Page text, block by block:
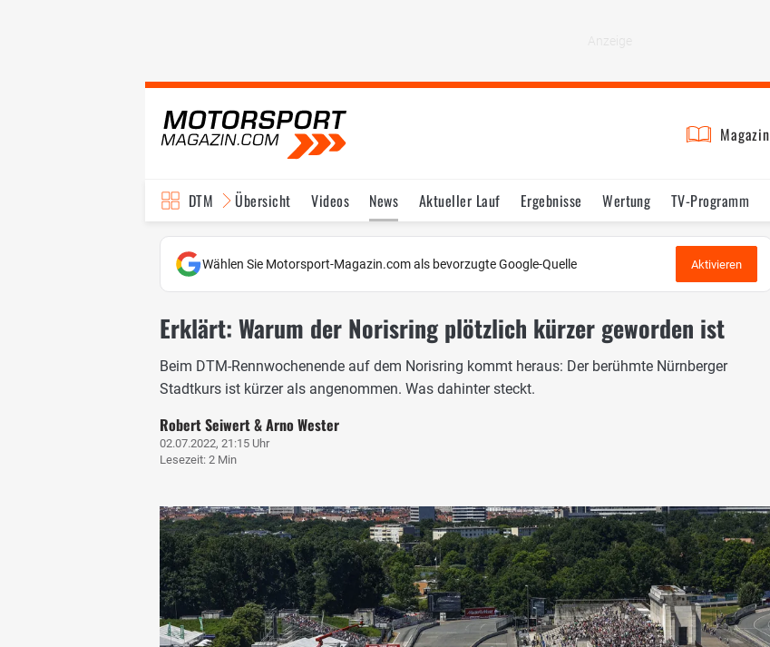
Magazin
DTM Übersicht Videos News Aktueller Lauf Ergebnisse Wertung TV-Programm
Reglement
Bilder
Wählen Sie Motorsport-Magazin.com als bevorzugte Google-Quelle Aktivieren
Erklärt: Warum der Norisring plötzlich kürzer geworden ist
Beim DTM-Rennwochenende auf dem Norisring kommt heraus: Der berühmte Nürnberger
Stadtkurs ist kürzer als angenommen. Was dahinter steckt.
Robert Seiwert & Arno Wester
02.07.2022, 21:15 Uhr
Lesezeit: 2 Min